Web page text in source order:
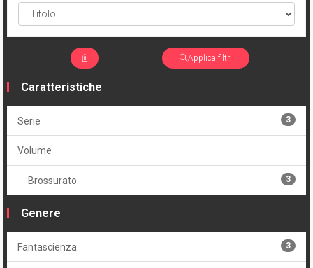
Applica filtri
Caratteristiche
Serie 3
Volume
Brossurato 3
Genere
Fantascienza 3